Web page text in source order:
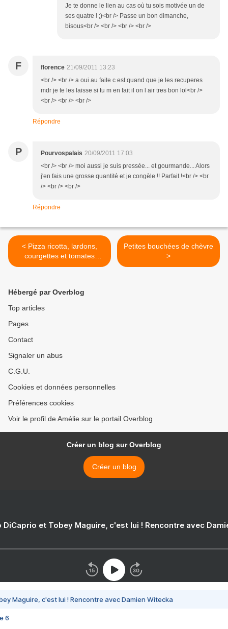
Je te donne le lien au cas où tu sois motivée un de
ses quatre ! ;)<br /> Passe un bon dimanche,
bisous<br /> <br /> <br /> <br />
F florence 21/09/2011 13:23
<br /> <br /> a oui au faite c est quand que je les recuperes
mdr je te les laisse si tu m en fait il on l air tres bon lol<br />
<br /> <br /> <br />
Répondre
P Pourvospalais 20/09/2011 17:03
<br /> <br /> moi aussi je suis pressée... et gourmande... Alors
j'en fais une grosse quantité et je congèle !! Parfait !<br /> <br
/> <br /> <br />
Répondre
< Pizza ricotta, lardons,
courgettes et tomates
fraiches
Petites bouchées de chèvre
>
Hébergé par Overblog
Top articles
Pages
Contact
Signaler un abus
C.G.U.
Cookies et données personnelles
Préférences cookies
Voir le profil de Amélie sur le portail Overblog
Créer un blog sur Overblog
Créer un blog
DiCaprio et Tobey Maguire, c'est lui ! Rencontre avec
Maguire, c'est lui ! Rencontre avec Damien Witecka
6